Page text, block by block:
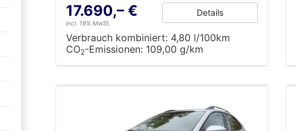
17.690,– €
incl. 19% MwSt.
Details
Verbrauch kombiniert: 4,80 l/100km
CO2-Emissionen: 109,00 g/km